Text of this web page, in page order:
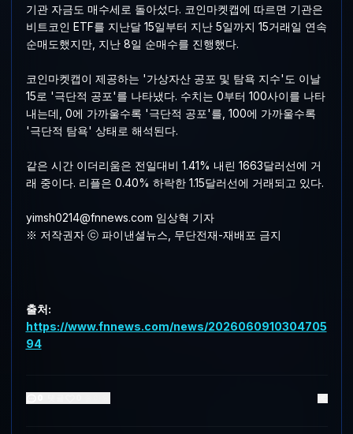
기관 자금도 매수세로 돌아섰다. 코인마켓캡에 따르면 기관은
비트코인 ETF를 지난달 15일부터 지난 5일까지 15거래일 연속
순매도했지만, 지난 8일 순매수를 진행했다.
코인마켓캡이 제공하는 '가상자산 공포 및 탐욕 지수'도 이날
15로 '극단적 공포'를 나타냈다. 수치는 0부터 100사이를 나타
내는데, 0에 가까울수록 '극단적 공포'를, 100에 가까울수록
'극단적 탐욕' 상태로 해석된다.
같은 시간 이더리움은 전일대비 1.41% 내린 1663달러선에 거
래 중이다. 리플은 0.40% 하락한 1.15달러선에 거래되고 있다.
yimsh0214@fnnews.com 임상혁 기자
※ 저작권자 ⓒ 파이낸셜뉴스, 무단전재-재배포 금지
출처:
https://www.fnnews.com/news/2026060910304705
94